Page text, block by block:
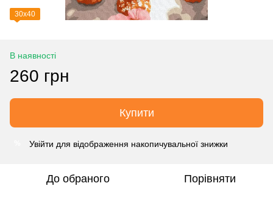
30х40
В наявності
260 грн
Купити
Увійти для відображення накопичувальної знижки
До обраного Порівняти